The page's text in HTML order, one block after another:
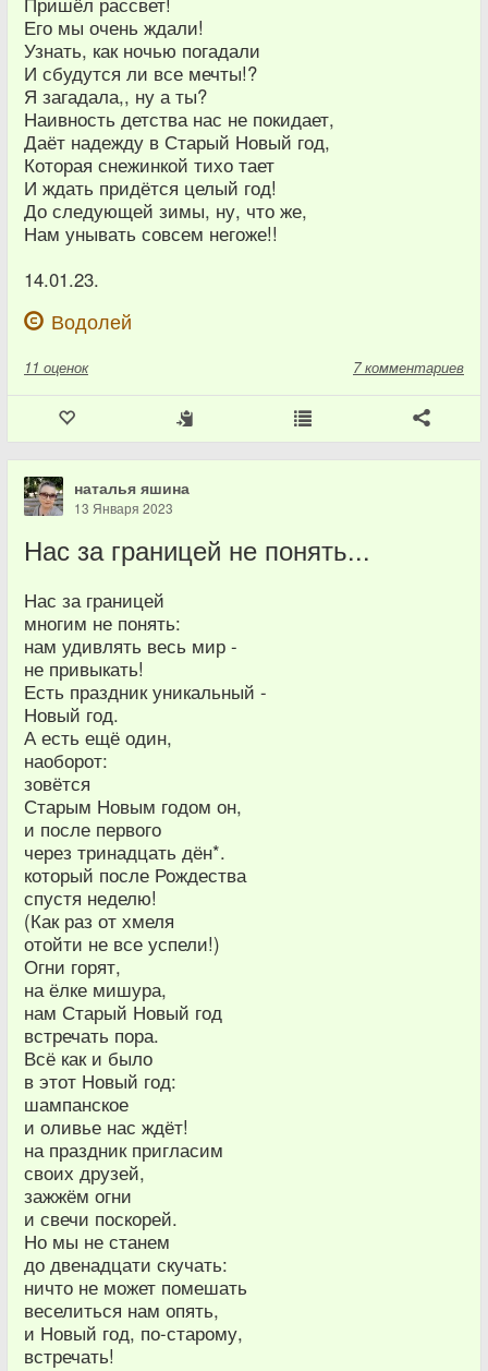
Его мы очень ждали!
Узнать, как ночью погадали
И сбудутся ли все мечты!?
Я загадала,, ну а ты?
Наивность детства нас не покидает,
Даёт надежду в Старый Новый год,
Которая снежинкой тихо тает
И ждать придётся целый год!
До следующей зимы, ну, что же,
Нам унывать совсем негоже!!
14.01.23.
Водолей
11 оценок 7 комментариев
наталья яшина
13 Января 2023
Нас за границей не понять...
Нас за границей
многим не понять:
нам удивлять весь мир -
не привыкать!
Есть праздник уникальный -
Новый год.
А есть ещё один,
наоборот:
зовётся
Старым Новым годом он,
и после первого
через тринадцать дён*.
который после Рождества
спустя неделю!
(Как раз от хмеля
отойти не все успели!)
Огни горят,
на ёлке мишура,
нам Старый Новый год
встречать пора.
Всё как и было
в этот Новый год:
шампанское
и оливье нас ждёт!
на праздник пригласим
своих друзей,
зажжём огни
и свечи поскорей.
Но мы не станем
до двенадцати скучать:
ничто не может помешать
веселиться нам опять,
и Новый год, по-старому,
встречать!